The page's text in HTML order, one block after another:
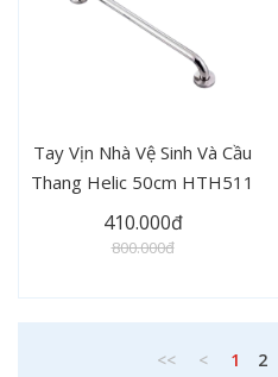
Tay Vịn Nhà Vệ Sinh Và Cầu
Thang Helic 50cm HTH511
410.000đ
800.000đ
<< < 1 2